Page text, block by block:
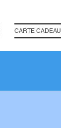
CARTE CADEAU